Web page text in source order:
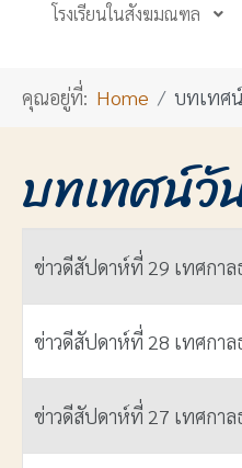
โรงเรียนในสังฆมณฑล
คุณอยู่ที่: Home บทเทศ
บทเทศน์
ชื่อ
ข่าวดีสัปดาห์ที่ 29 เทศกาล
ข่าวดีสัปดาห์ที่ 28 เทศกาล
ข่าวดีสัปดาห์ที่ 27 เทศกาล